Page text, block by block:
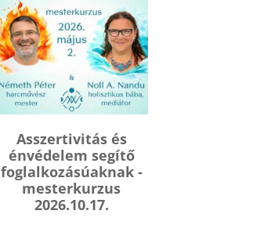
000 Ft
Asszertivitás és
énvédelem segítő
foglalkozásúaknak -
mesterkurzus
2026.10.17.